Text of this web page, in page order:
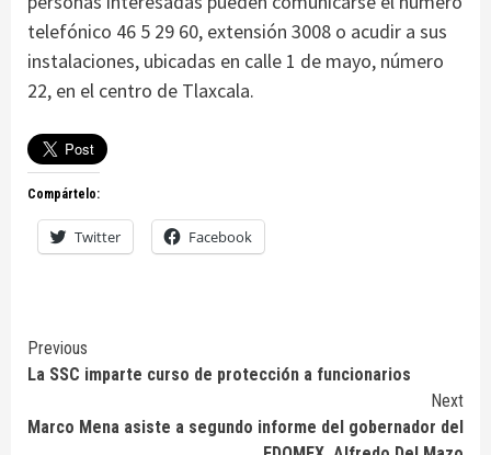
telefónico 46 5 29 60, extensión 3008 o acudir a sus
instalaciones, ubicadas en calle 1 de mayo, número
22, en el centro de Tlaxcala.
Compártelo:
Twitter Facebook
Continue
Reading
Previous
La SSC imparte curso de protección a funcionarios
Next
Marco Mena asiste a segundo informe del gobernador del